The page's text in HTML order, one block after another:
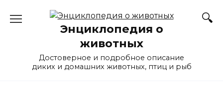
Энциклопедия о
животных
Достоверное и подробное описание
диких и домашних животных, птиц и рыб